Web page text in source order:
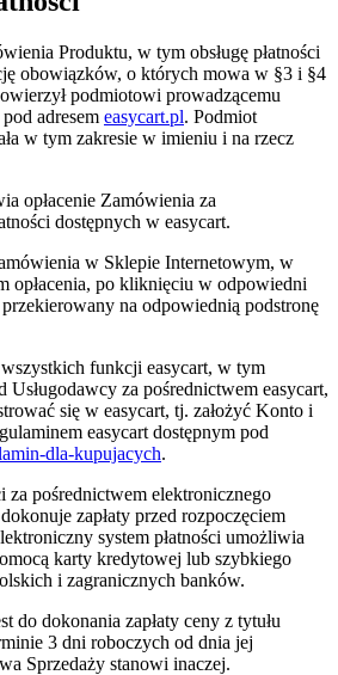
Produktu, w tym obsługę płatności
obowiązków, o których mowa w §3 i §4
podmiotowi prowadzącemu
adresem easycart.pl. Podmiot
w tym zakresie w imieniu i na rzecz
opłacenie Zamówienia za
dostępnych w easycart.
w Sklepie Internetowym, w
opłacenia, po kliknięciu w odpowiedni
na odpowiednią podstronę
funkcji easycart, w tym
za pośrednictwem easycart,
się w easycart, tj. założyć Konto i
easycart dostępnym pod
dla-kupujacych.
za pośrednictwem elektronicznego
zapłaty przed rozpoczęciem
system płatności umożliwia
karty kredytowej lub szybkiego
i zagranicznych banków.
do dokonania zapłaty ceny z tytułu
3 dni roboczych od dnia jej
Sprzedaży stanowi inaczej.